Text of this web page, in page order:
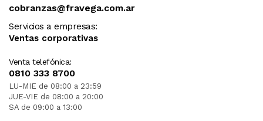
cobranzas@fravega.com.ar
Servicios a empresas:
Ventas corporativas
Venta telefónica:
0810 333 8700
LU-MIE de 08:00 a 23:59
JUE-VIE de 08:00 a 20:00
SA de 09:00 a 13:00